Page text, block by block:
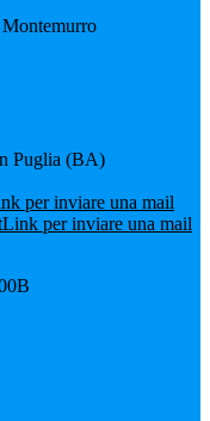
Puglia (BA)
per inviare una mail
Link per inviare una mail